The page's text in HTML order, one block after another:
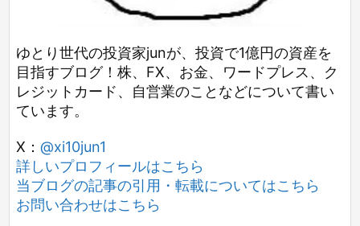
ゆとり世代の投資家junが、投資で1億円の資産を
目指すブログ！株、FX、お金、ワードプレス、ク
レジットカード、自営業のことなどについて書い
ています。
X： @xi10jun1
詳しいプロフィールはこちら
当ブログの記事の引用・転載についてはこちら
お問い合わせはこちら